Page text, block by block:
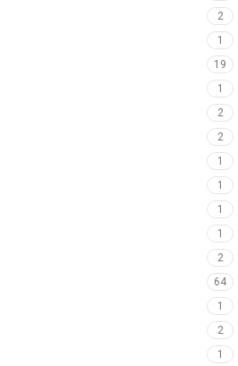
2
1
19
1
2
2
1
1
1
1
2
64
1
2
1